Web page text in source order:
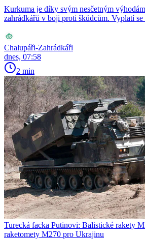
Kurkuma je díky svým nesčetným
zahrádkářů v boji proti škůdcům. Vyplatí se
Chalupáři-Zahrádkáři
dnes, 07:58
2 min
Turecká facka Putinovi: Balistické rakety
raketomety M270 pro Ukrajinu